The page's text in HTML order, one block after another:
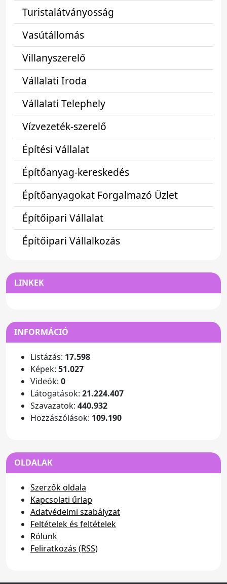
Turistalátványosság
Vasútállomás
Villanyszerelő
Vállalati Iroda
Vállalati Telephely
Vízvezeték-szerelő
Építési Vállalat
Építőanyag-kereskedés
Építőanyagokat Forgalmazó Üzlet
Építőipari Vállalat
Építőipari Vállalkozás
LINKEK
INFORMÁCIÓ
Listázás: 17.598
Képek: 51.027
Videók: 0
Látogatások: 21.224.407
Szavazatok: 440.932
Hozzászólások: 109.190
OLDALAK
Szerzők oldala
Kapcsolati űrlap
Adatvédelmi szabályzat
Feltételek és feltételek
Rólunk
Feliratkozás (RSS)